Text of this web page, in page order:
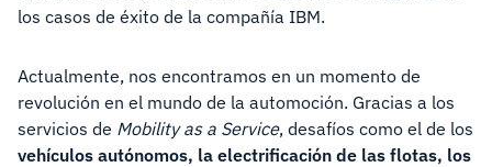
los casos de éxito de la compañía IBM.
Actualmente, nos encontramos en un momento de
revolución en el mundo de la automoción. Gracias a los
servicios de Mobility as a Service, desafíos como el de los
vehículos autónomos, la electrificación de las flotas, los